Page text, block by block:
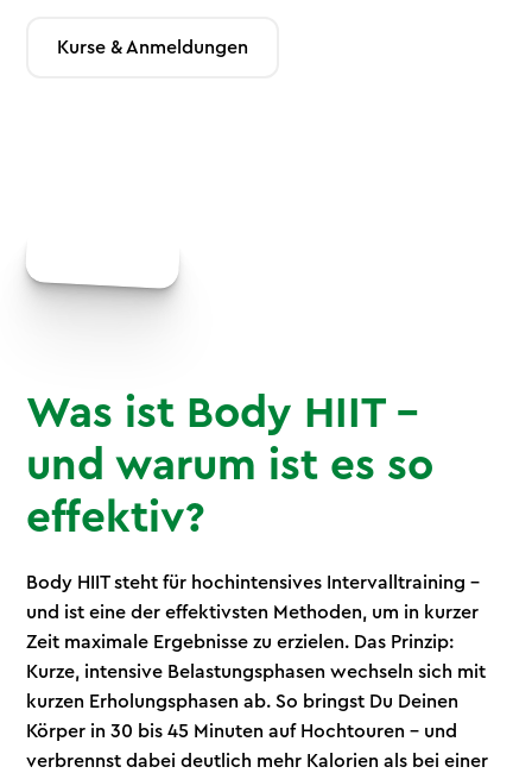
Kurse & Anmeldungen
Was ist Body HIIT –
und warum ist es so
effektiv?
Body HIIT steht für hochintensives Intervalltraining –
und ist eine der effektivsten Methoden, um in kurzer
Zeit maximale Ergebnisse zu erzielen. Das Prinzip:
Kurze, intensive Belastungsphasen wechseln sich mit
kurzen Erholungsphasen ab. So bringst Du Deinen
Körper in 30 bis 45 Minuten auf Hochtouren – und
verbrennst dabei deutlich mehr Kalorien als bei einer